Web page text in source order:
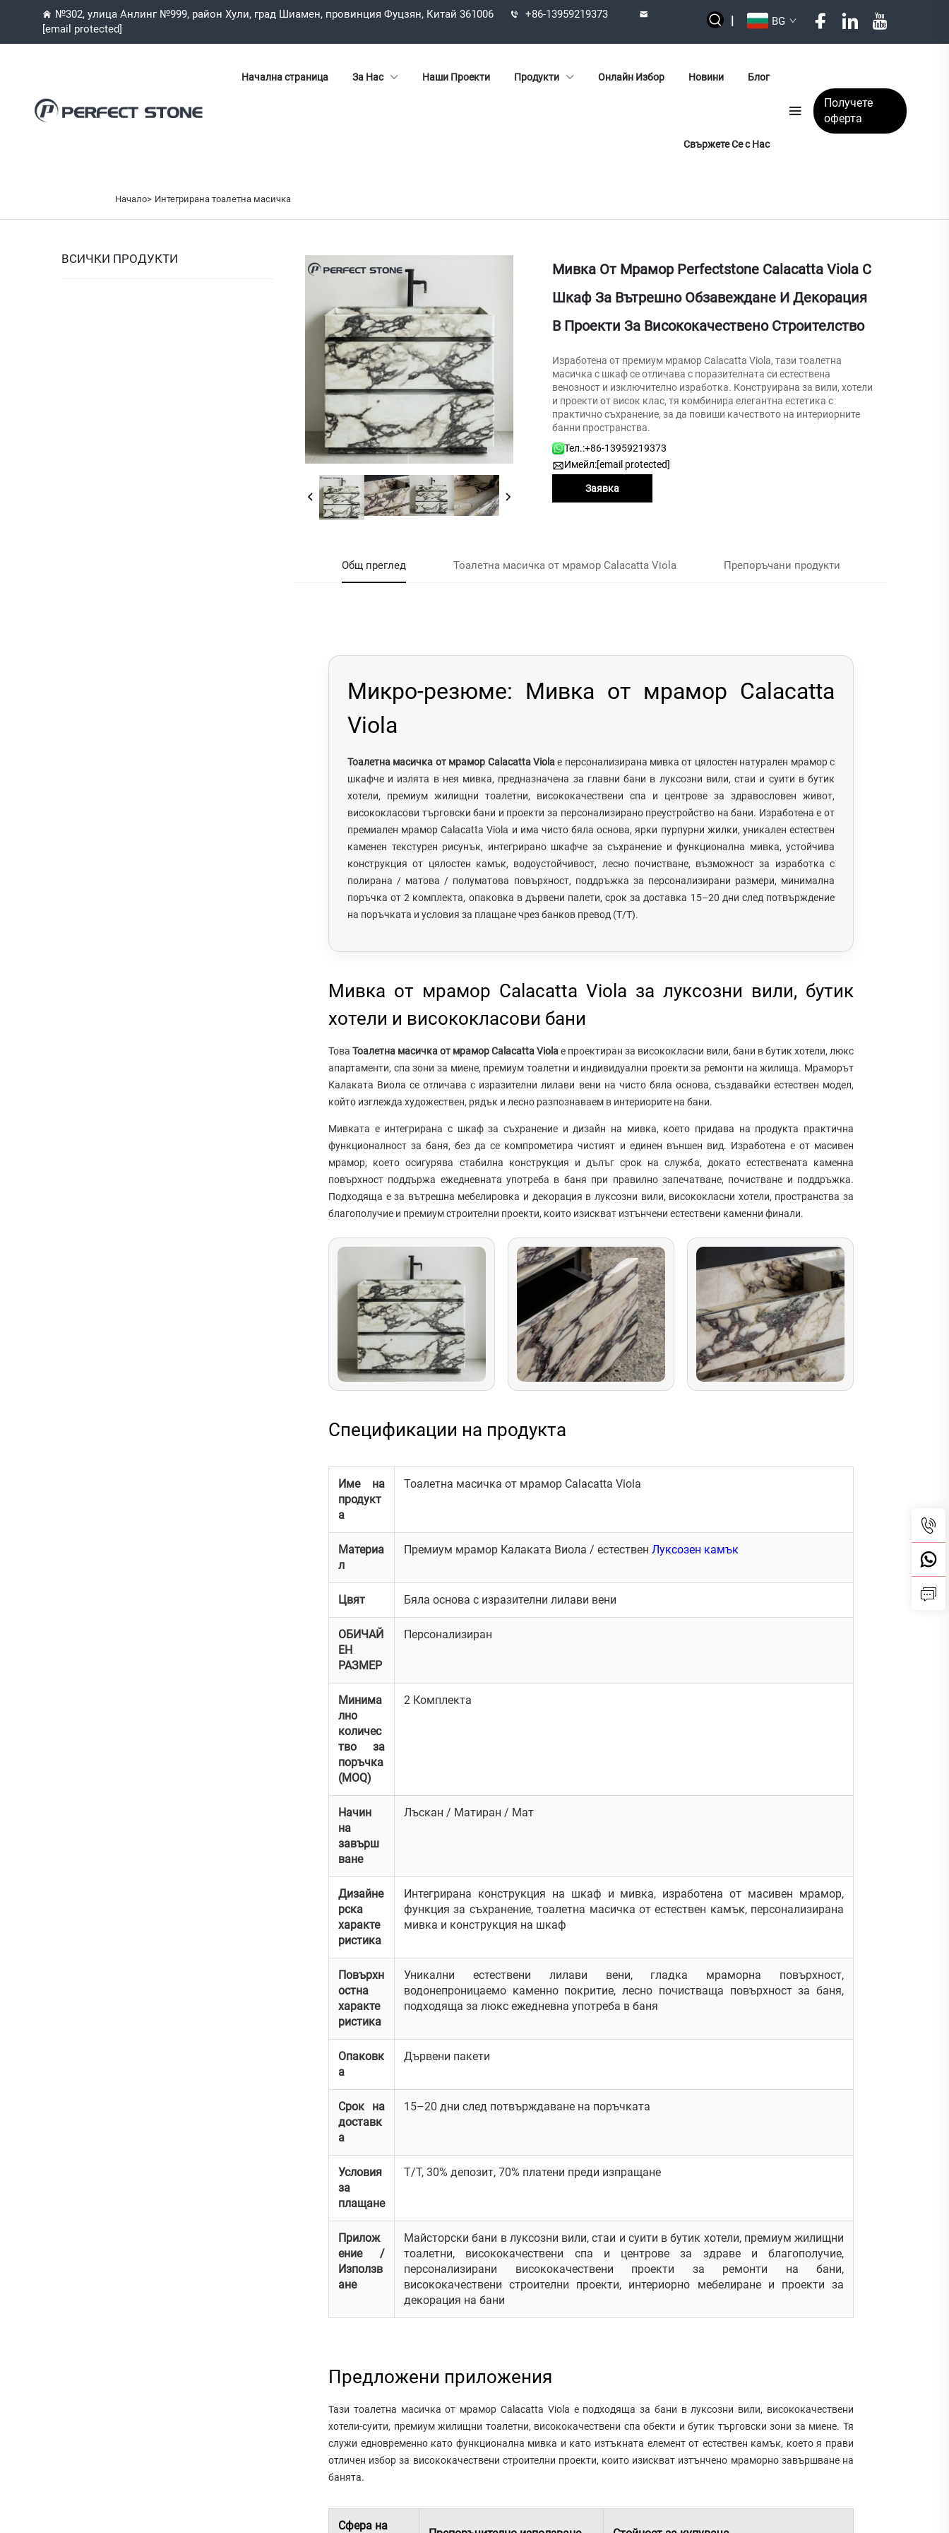
№302, улица Анлинг №999, район Хули, град Шиамен, провинция Фуцзян, Китай 361006
+86-13959219373
[email protected]
| BG
Начална страница За Нас Наши Проекти Продукти Онлайн Избор Новини Блог
Свържете Се с Нас
Получете
оферта
Начало> Интегрирана тоалетна масичка
ВСИЧКИ ПРОДУКТИ
Мивка От Мрамор Perfectstone Calacatta Viola С
Шкаф За Вътрешно Обзавеждане И Декорация
В Проекти За Висококачествено Строителство
Изработена от премиум мрамор Calacatta Viola, тази тоалетна
масичка с шкаф се отличава с поразителната си естествена
венозност и изключително изработка. Конструирана за вили, хотели
и проекти от висок клас, тя комбинира елегантна естетика с
практично съхранение, за да повиши качеството на интериорните
банни пространства.
Тел.:+86-13959219373
Имейл:[email protected]
Заявка
Общ преглед Тоалетна масичка от мрамор Calacatta Viola Препоръчани продукти
Микро-резюме: Мивка от мрамор Calacatta
Viola
Тоалетна масичка от мрамор Calacatta Violaе персонализирана мивка от цялостен натурален мрамор с
шкафче и излята в нея мивка, предназначена за главни бани в луксозни вили, стаи и суити в бутик
хотели, премиум жилищни тоалетни, висококачествени спа и центрове за здравословен живот,
висококласови търговски бани и проекти за персонализирано преустройство на бани. Изработена е от
премиален мрамор Calacatta Viola и има чисто бяла основа, ярки пурпурни жилки, уникален естествен
каменен текстурен рисунък, интегрирано шкафче за съхранение и функционална мивка, устойчива
конструкция от цялостен камък, водоустойчивост, лесно почистване, възможност за изработка с
полирана / матова / полуматова повърхност, поддръжка за персонализирани размери, минимална
поръчка от 2 комплекта, опаковка в дървени палети, срок за доставка 15–20 дни след потвърждение
на поръчката и условия за плащане чрез банков превод (T/T).
Мивка от мрамор Calacatta Viola за луксозни вили, бутик
хотели и висококласови бани
Това Тоалетна масичка от мрамор Calacatta Violaе проектиран за висококласни вили, бани в бутик хотели, люкс
апартаменти, спа зони за миене, премиум тоалетни и индивидуални проекти за ремонти на жилища. Мраморът
Калаката Виола се отличава с изразителни лилави вени на чисто бяла основа, създавайки естествен модел,
който изглежда художествен, рядък и лесно разпознаваем в интериорите на бани.
Мивката е интегрирана с шкаф за съхранение и дизайн на мивка, което придава на продукта практична
функционалност за баня, без да се компрометира чистият и единен външен вид. Изработена е от масивен
мрамор, което осигурява стабилна конструкция и дълъг срок на служба, докато естествената каменна
повърхност поддържа ежедневната употреба в баня при правилно запечатване, почистване и поддръжка.
Подходяща е за вътрешна мебелировка и декорация в луксозни вили, висококласни хотели, пространства за
благополучие и премиум строителни проекти, които изискват изтънчени естествени каменни финали.
Спецификации на продукта
Име на
продукт
а
Тоалетна масичка от мрамор Calacatta Viola
Материа
л
Премиум мрамор Калаката Виола / естествен Луксозен камък
Цвят Бяла основа с изразителни лилави вени
ОБИЧАЙ
ЕН
РАЗМЕР
Персонализиран
Минима
лно
количес
тво за
поръчка
(MOQ)
2 Комплекта
Начин
на
завърш
ване
Лъскан / Матиран / Мат
Дизайне
рска
характе
ристика
Интегрирана конструкция на шкаф и мивка, изработена от масивен мрамор,
функция за съхранение, тоалетна масичка от естествен камък, персонализирана
мивка и конструкция на шкаф
Повърхн
остна
характе
ристика
Уникални естествени лилави вени, гладка мраморна повърхност,
водонепроницаемо каменно покритие, лесно почистваща повърхност за баня,
подходяща за люкс ежедневна употреба в баня
Опаковк
а
Дървени пакети
Срок на
доставк
а
15–20 дни след потвърждаване на поръчката
Условия
за
плащане
T/T, 30% депозит, 70% платени преди изпращане
Прилож
ение /
Използв
ане
Майсторски бани в луксозни вили, стаи и суити в бутик хотели, премиум жилищни
тоалетни, висококачествени спа и центрове за здраве и благополучие,
персонализирани висококачествени проекти за ремонти на бани,
висококачествени строителни проекти, интериорно мебелиране и проекти за
декорация на бани
Предложени приложения
Тази тоалетна масичка от мрамор Calacatta Viola е подходяща за бани в луксозни вили, висококачествени
хотели-суити, премиум жилищни тоалетни, висококачествени спа обекти и бутик търговски зони за миене. Тя
служи едновременно като функционална мивка и като изтъкната елемент от естествен камък, което я прави
отличен избор за висококачествени строителни проекти, които изискват изтънчено мраморно завършване на
банята.
Сфера на